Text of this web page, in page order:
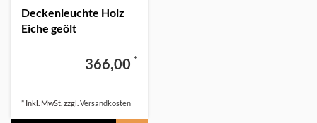
Deckenleuchte Holz
Eiche geölt
366,00 *
* Inkl. MwSt. zzgl. Versandkosten